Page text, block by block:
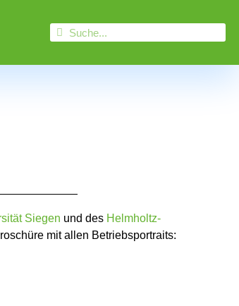
Siegen und des Helmholtz-
mit allen Betriebsportraits: